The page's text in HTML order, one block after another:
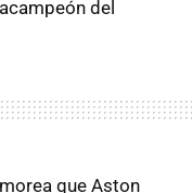
del
que Aston